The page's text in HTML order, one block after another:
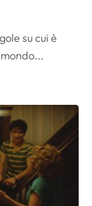
su cui è